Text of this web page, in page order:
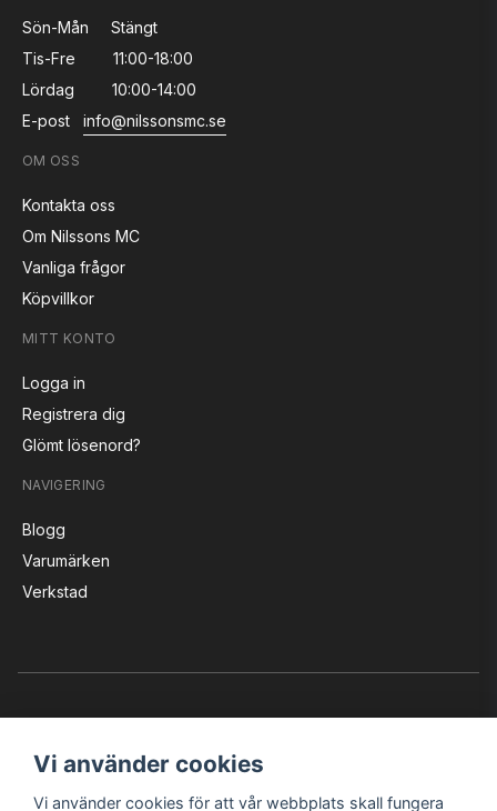
Sön-Mån
Stängt
Tis-Fre
11:00-18:00
Lördag
10:00-14:00
E-post
info@nilssonsmc.se
OM OSS
Kontakta oss
Om Nilssons MC
Vanliga frågor
Köpvillkor
MITT KONTO
Logga in
Registrera dig
Glömt lösenord?
NAVIGERING
Blogg
Varumärken
Verkstad
Vi använder cookies
Vi använder cookies för att vår webbplats skall fungera